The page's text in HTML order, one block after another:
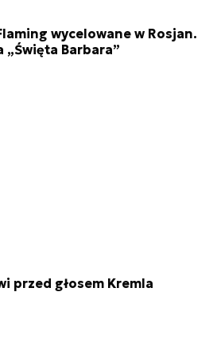
wycelowane w Rosjan.
„Święta Barbara”
przed głosem Kremla